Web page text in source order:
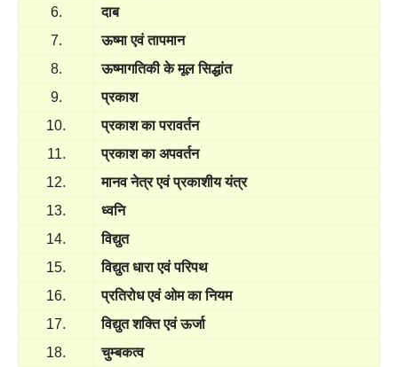
6.
दाब
7.
ऊष्मा एवं तापमान
8.
ऊष्मागतिकी के मूल सिद्धांत
9.
प्रकाश
10.
प्रकाश का परावर्तन
11.
प्रकाश का अपवर्तन
12.
मानव नेत्र एवं प्रकाशीय यंत्र
13.
ध्वनि
14.
विद्युत
15.
विद्युत धारा एवं परिपथ
16.
प्रतिरोध एवं ओम का नियम
17.
विद्युत शक्ति एवं ऊर्जा
18.
चुम्बकत्व